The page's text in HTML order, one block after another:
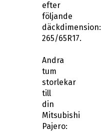
efter
följande
däckdimension:
265/65R17.
Andra
tum
storlekar
till
din
Mitsubishi
Pajero: